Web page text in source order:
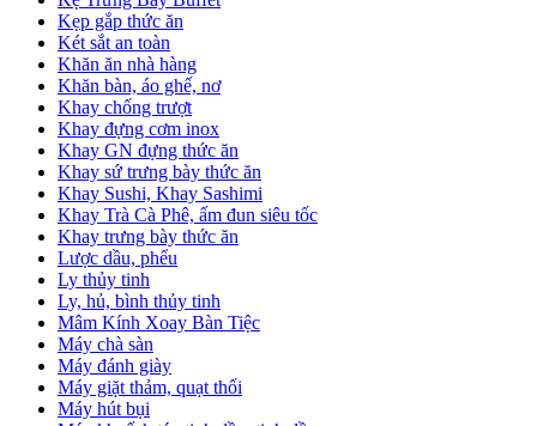
Kẹp gắp thức ăn
Két sắt an toàn
Khăn ăn nhà hàng
Khăn bàn, áo ghế, nơ
Khay chống trượt
Khay đựng cơm inox
Khay GN đựng thức ăn
Khay sứ trưng bày thức ăn
Khay Sushi, Khay Sashimi
Khay Trà Cà Phê, ấm đun siêu tốc
Khay trưng bày thức ăn
Lược dầu, phểu
Ly thủy tinh
Ly, hủ, bình thủy tinh
Mâm Kính Xoay Bàn Tiệc
Máy chà sàn
Máy đánh giày
Máy giặt thảm, quạt thổi
Máy hút bụi